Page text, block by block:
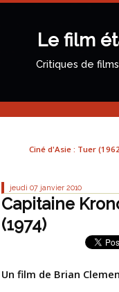
Le film
Critiques de
Ciné d'Asie : Tuer
jeudi 07 janvier 2010
Capitaine
(1974)
Un film de Brian